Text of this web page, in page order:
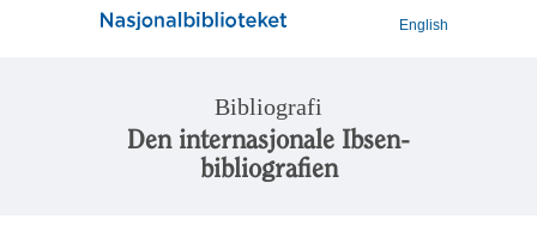
English
Bibliografi
Den internasjonale Ibsen-
bibliografien